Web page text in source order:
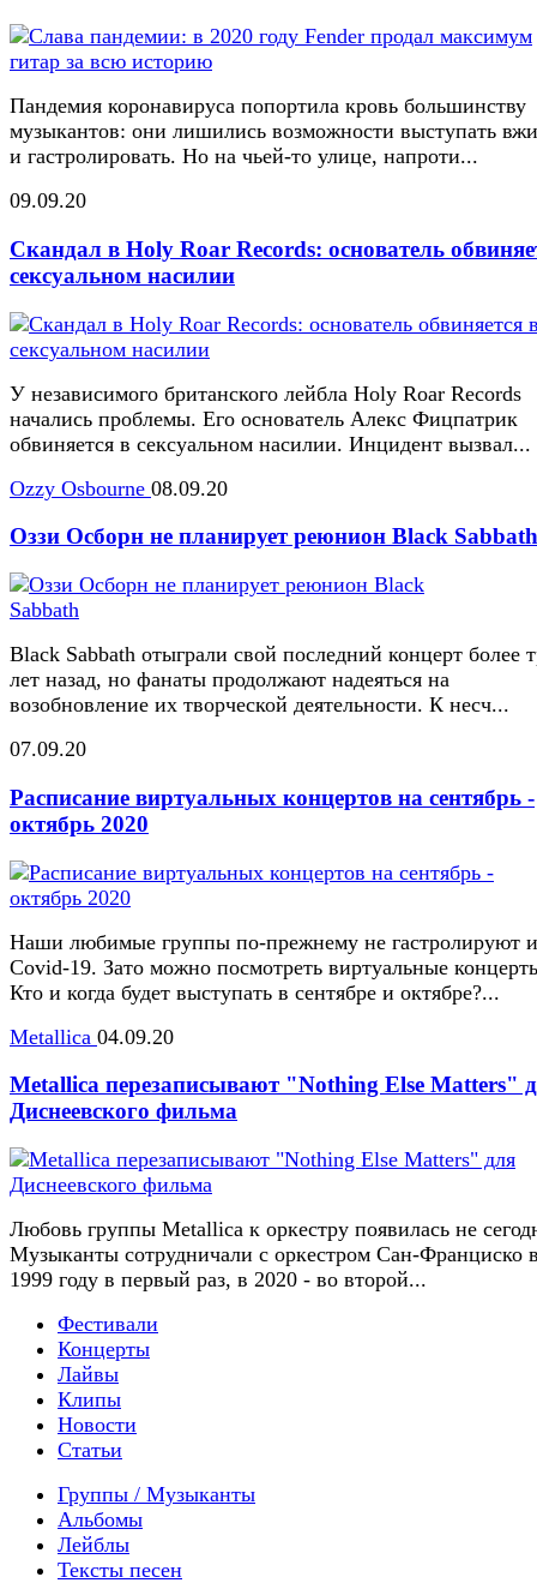
Пандемия коронавируса попортила кровь большинству
музыкантов: они лишились возможности выступать
и гастролировать. Но на чьей-то улице, напроти...
09.09.20
Скандал в Holy Roar Records: основатель
сексуальном насилии
У независимого британского лейбла Holy Roar Records
начались проблемы. Его основатель Алекс Фицпатрик
обвиняется в сексуальном насилии. Инцидент вызвал...
Ozzy Osbourne 08.09.20
Оззи Осборн не планирует реюнион Black Sabbath
Black Sabbath отыграли свой последний концерт более
лет назад, но фанаты продолжают надеяться на
возобновление их творческой деятельности. К несч...
07.09.20
Расписание виртуальных концертов на сентябрь -
октябрь 2020
Наши любимые группы по-прежнему не гастролируют
Covid-19. Зато можно посмотреть виртуальные
Кто и когда будет выступать в сентябре и октябре?...
Metallica 04.09.20
Metallica перезаписывают "Nothing Else Matters"
Диснеевского фильма
Любовь группы Metallica к оркестру появилась не
Музыканты сотрудничали с оркестром Сан-Франциско
1999 году в первый раз, в 2020 - во второй...
Фестивали
Концерты
Лайвы
Клипы
Новости
Статьи
Группы / Музыканты
Альбомы
Лейблы
Тексты песен